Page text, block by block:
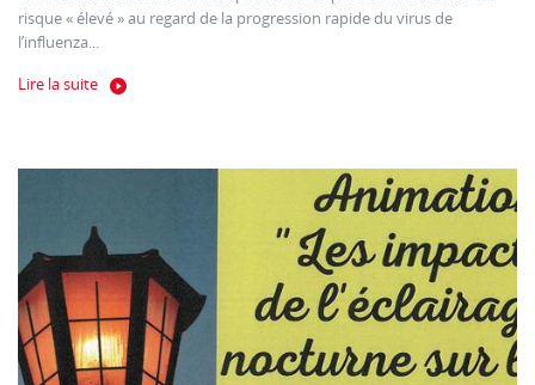
risque « élevé » au regard de la progression rapide du virus de
l’influenza...
Lire la suite